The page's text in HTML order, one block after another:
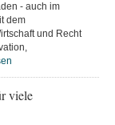
- auch im
dem
und Recht
viele